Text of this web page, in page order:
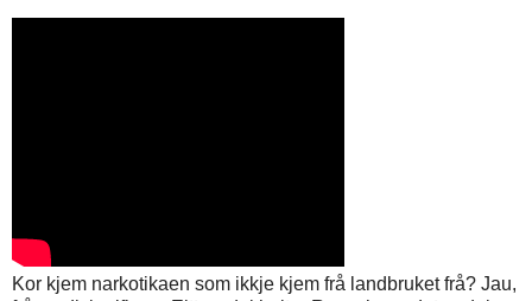
Kor kjem narkotikaen som ikkje kjem frå landbruket frå? Jau,